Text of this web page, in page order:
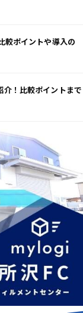
較ポイントや導入の
介！比較ポイントまで